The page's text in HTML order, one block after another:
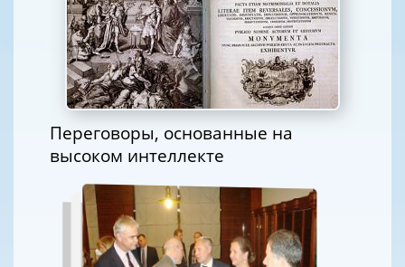
Переговоры, основанные на
высоком интеллекте